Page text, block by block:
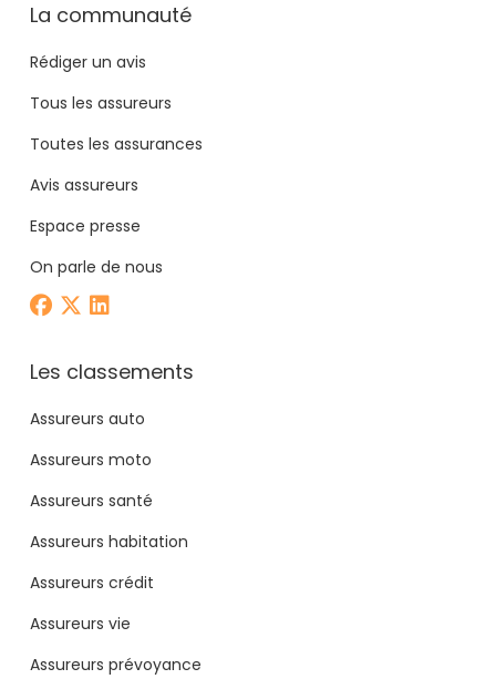
La communauté
Rédiger un avis
Tous les assureurs
Toutes les assurances
Avis assureurs
Espace presse
On parle de nous
Les classements
Assureurs auto
Assureurs moto
Assureurs santé
Assureurs habitation
Assureurs crédit
Assureurs vie
Assureurs prévoyance